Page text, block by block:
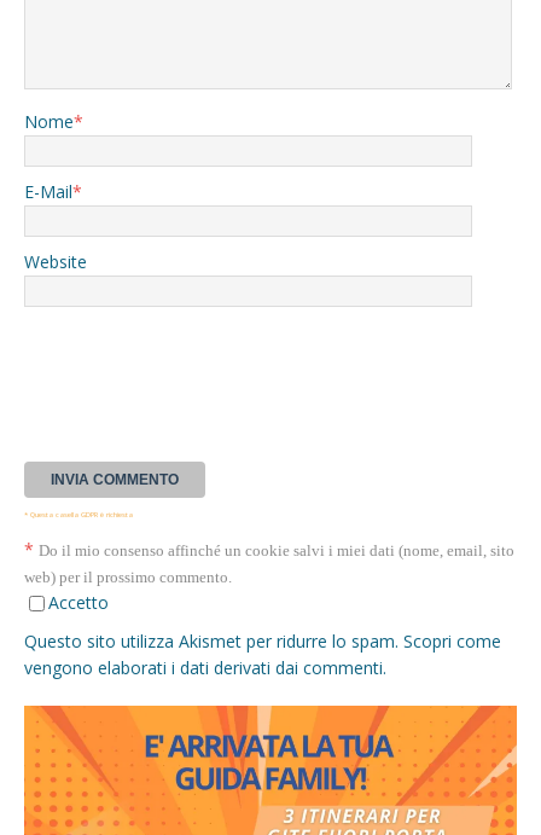
Nome*
E-Mail*
Website
* Questa casella GDPR è richiesta
* Do il mio consenso affinché un cookie salvi i miei dati (nome, email, sito
web) per il prossimo commento.
Accetto
Questo sito utilizza Akismet per ridurre lo spam. Scopri come
vengono elaborati i dati derivati dai commenti.